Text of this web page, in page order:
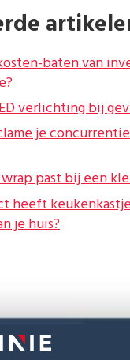
baten van
verlichting bij
je
past bij een
heeft
je huis?